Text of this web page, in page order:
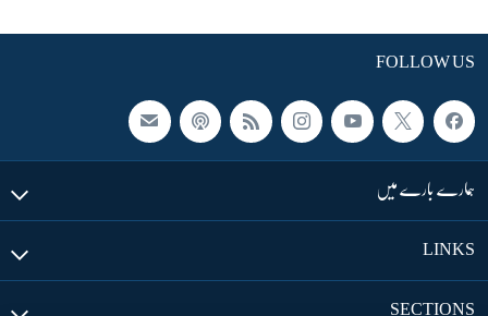
FOLLOW US
ہمارے بارے میں
LINKS
SECTIONS